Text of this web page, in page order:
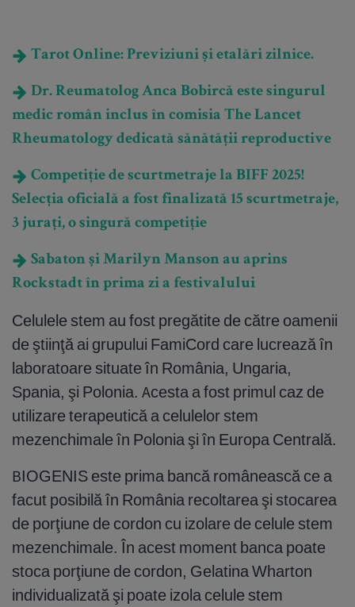
Tarot Online: Previziuni și etalări zilnice.
Dr. Reumatolog Anca Bobircă este singurul
medic român inclus în comisia The Lancet
Rheumatology dedicată sănătății reproductive
Competiție de scurtmetraje la BIFF 2025!
Selecția oficială a fost finalizată 15 scurtmetraje,
3 jurați, o singură competiție
Sabaton și Marilyn Manson au aprins
Rockstadt în prima zi a festivalului
Celulele stem au fost pregătite de către oamenii
de ştiinţă ai grupului FamiCord care lucrează în
laboratoare situate în România, Ungaria,
Spania, şi Polonia. Acesta a fost primul caz de
utilizare terapeutică a celulelor stem
mezenchimale în Polonia şi în Europa Centrală.
BIOGENIS este prima bancă românească ce a
facut posibilă în România recoltarea şi stocarea
de porţiune de cordon cu izolare de celule stem
mezenchimale. În acest moment banca poate
stoca porţiune de cordon, Gelatina Wharton
individualizată şi poate izola celule stem